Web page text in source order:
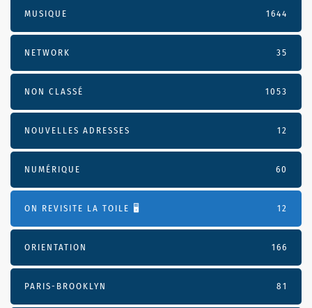
MUSIQUE 1644
NETWORK 35
NON CLASSÉ 1053
NOUVELLES ADRESSES 12
NUMÉRIQUE 60
ON REVISITE LA TOILE 🖥️ 12
ORIENTATION 166
PARIS-BROOKLYN 81